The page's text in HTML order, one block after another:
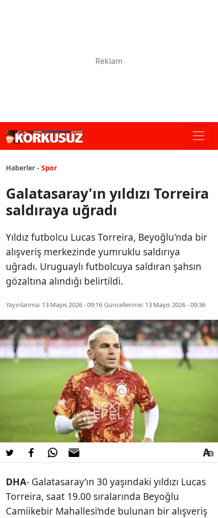
Haberler - Spor
Galatasaray'ın yıldızı Torreira
saldıraya uğradı
Yıldız futbolcu Lucas Torreira, Beyoğlu'nda bir
alışveriş merkezinde yumruklu saldırıya
uğradı. Uruguaylı futbolcuya saldıran şahsın
gözaltına alındığı belirtildi.
Yayınlanma: 13 Mayıs 2026 - 09:16 Güncellenme: 13 Mayıs 2026 - 09:36
DHA- Galatasaray’ın 30 yaşındaki yıldızı Lucas
Torreira, saat 19.00 sıralarında Beyoğlu
Camiikebir Mahallesi’nde bulunan bir alışveriş